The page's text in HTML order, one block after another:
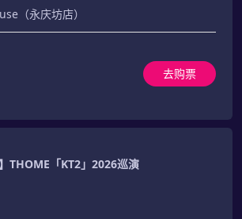
（永庆坊店）
去购票
】THOME「KT2」2026巡演